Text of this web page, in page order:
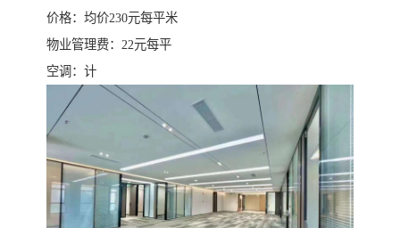
价格：均价230元每平米
物业管理费：22元每平
空调：计